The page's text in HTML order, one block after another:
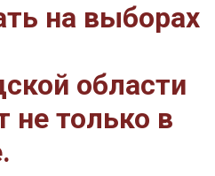
на выборах
области
не только в